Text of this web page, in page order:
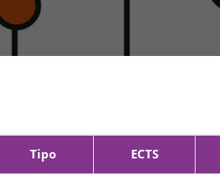
Tipo ECTS